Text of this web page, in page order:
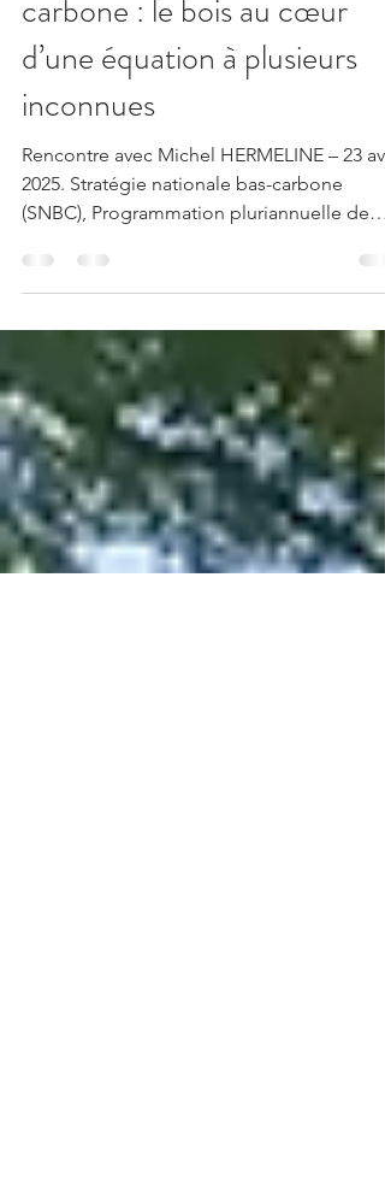
Le « bouclage biomasse »
pour atteindre la neutralité
carbone : le bois au cœur
d’une équation à plusieurs
inconnues
Rencontre avec Michel HERMELINE – 23
2025. Stratégie nationale bas-carbone
l’énergie (PPE), Programme national
d’adaptation au changement climatique
(PNACC), Planification écologique… Les
réflexions stratégiques sur la décarbonation
de nos activités ne manquent pas ces
derniers temps. L’objectif est d’atteindre la
neutralité carbone en 2050 pour atténuer le
changement climatique tout en s’adaptant
ses impacts. Dans tous ces trava